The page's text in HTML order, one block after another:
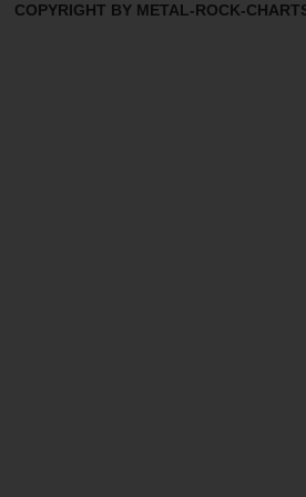
COPYRIGHT BY METAL-ROCK-